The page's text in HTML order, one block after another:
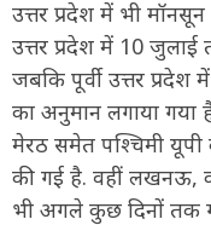
उत्तर प्रदेश में भी
उत्तर प्रदेश में 10 जुलाई
जबकि पूर्वी उत्तर
का अनुमान लगाया गया
मेरठ समेत पश्चिमी यूपी
की गई है. वहीं लखनऊ,
भी अगले कुछ दिनों तक